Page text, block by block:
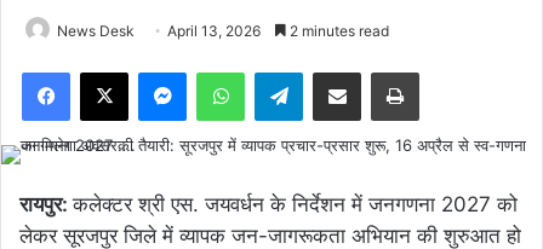
News Desk April 13, 2026 2 minutes read
Facebook
X MessengerWhatsAppTelegramShare via Email Print
रायपुर:कलेक्टर श्री एस. जयवर्धन के निर्देशन में जनगणना 2027 को
लेकर सूरजपुर जिले में व्यापक जन-जागरूकता अभियान की शुरुआत हो